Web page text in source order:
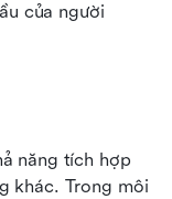
của người
năng tích hợp
khác. Trong môi